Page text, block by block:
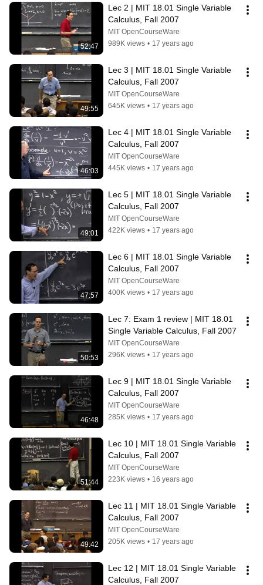
52:47
Lec 2 | MIT 18.01 Single Variable
Calculus, Fall 2007
MIT OpenCourseWare
989K views • 17 years ago
49:55
Lec 3 | MIT 18.01 Single Variable
Calculus, Fall 2007
MIT OpenCourseWare
645K views • 17 years ago
46:03
Lec 4 | MIT 18.01 Single Variable
Calculus, Fall 2007
MIT OpenCourseWare
445K views • 17 years ago
49:01
Lec 5 | MIT 18.01 Single Variable
Calculus, Fall 2007
MIT OpenCourseWare
422K views • 17 years ago
47:57
Lec 6 | MIT 18.01 Single Variable
Calculus, Fall 2007
MIT OpenCourseWare
400K views • 17 years ago
50:53
Lec 7: Exam 1 review | MIT 18.01
Single Variable Calculus, Fall 2007
MIT OpenCourseWare
296K views • 17 years ago
46:48
Lec 9 | MIT 18.01 Single Variable
Calculus, Fall 2007
MIT OpenCourseWare
285K views • 17 years ago
51:44
Lec 10 | MIT 18.01 Single Variable
Calculus, Fall 2007
MIT OpenCourseWare
223K views • 16 years ago
49:42
Lec 11 | MIT 18.01 Single Variable
Calculus, Fall 2007
MIT OpenCourseWare
205K views • 17 years ago
Lec 12 | MIT 18.01 Single Variable
Calculus, Fall 2007